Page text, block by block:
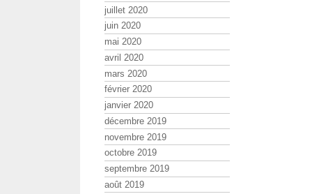
juillet 2020
juin 2020
mai 2020
avril 2020
mars 2020
février 2020
janvier 2020
décembre 2019
novembre 2019
octobre 2019
septembre 2019
août 2019